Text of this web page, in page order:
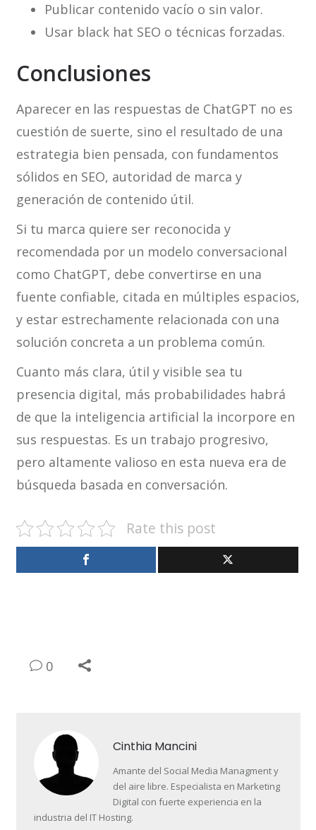
Publicar contenido vacío o sin valor.
Usar black hat SEO o técnicas forzadas.
Conclusiones
Aparecer en las respuestas de ChatGPT no es
cuestión de suerte, sino el resultado de una
estrategia bien pensada, con fundamentos
sólidos en SEO, autoridad de marca y
generación de contenido útil.
Si tu marca quiere ser reconocida y
recomendada por un modelo conversacional
como ChatGPT, debe convertirse en una
fuente confiable, citada en múltiples espacios,
y estar estrechamente relacionada con una
solución concreta a un problema común.
Cuanto más clara, útil y visible sea tu
presencia digital, más probabilidades habrá
de que la inteligencia artificial la incorpore en
sus respuestas. Es un trabajo progresivo,
pero altamente valioso en esta nueva era de
búsqueda basada en conversación.
Rate this post
0
Cinthia Mancini
Amante del Social Media Managment y
del aire libre. Especialista en Marketing
Digital con fuerte experiencia en la
industria del IT Hosting.